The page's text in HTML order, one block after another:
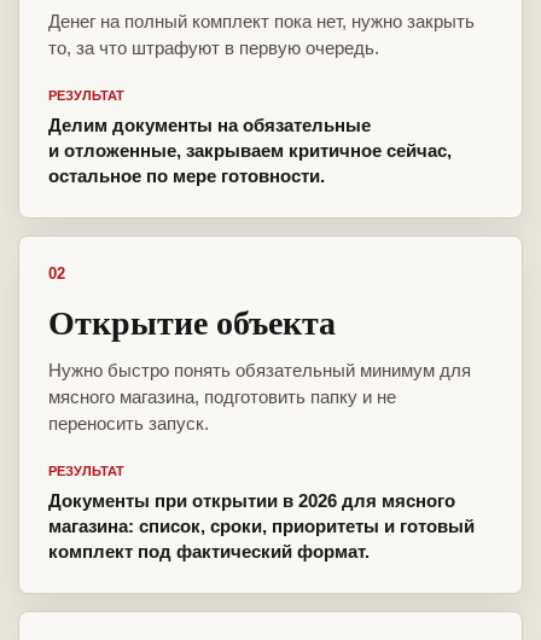
Денег на полный комплект пока нет, нужно закрыть
то, за что штрафуют в первую очередь.
РЕЗУЛЬТАТ
Делим документы на обязательные
и отложенные, закрываем критичное сейчас,
остальное по мере готовности.
02
Открытие объекта
Нужно быстро понять обязательный минимум для
мясного магазина, подготовить папку и не
переносить запуск.
РЕЗУЛЬТАТ
Документы при открытии в 2026 для мясного
магазина: список, сроки, приоритеты и готовый
комплект под фактический формат.